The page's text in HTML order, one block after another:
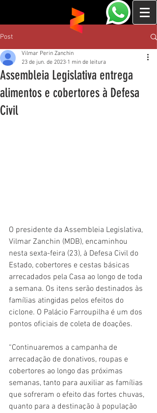
Post
Assembleia Legislativa entrega
alimentos e cobertores à Defesa
Civil
Vilmar Perin Zanchin
23 de jun. de 2023 1 min de leitura
O presidente da Assembleia Legislativa,
Vilmar Zanchin (MDB), encaminhou
nesta sexta-feira (23), à Defesa Civil do
Estado, cobertores e cestas básicas
arrecadados pela Casa ao longo de toda
a semana. Os itens serão destinados às
famílias atingidas pelos efeitos do
ciclone. O Palácio Farroupilha é um dos
pontos oficiais de coleta de doações.
“Continuaremos a campanha de
arrecadação de donativos, roupas e
cobertores ao longo das próximas
semanas, tanto para auxiliar as famílias
que sofreram o efeito das fortes chuvas,
quanto para a destinação à população